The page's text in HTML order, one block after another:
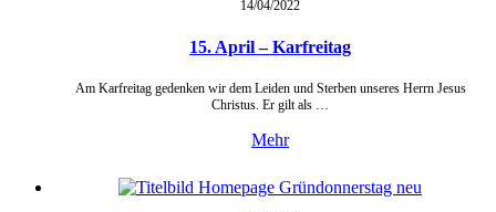
14/04/2022
15. April – Karfreitag
Am Karfreitag gedenken wir dem Leiden und Sterben unseres Herrn Jesus
Christus. Er gilt als …
Mehr